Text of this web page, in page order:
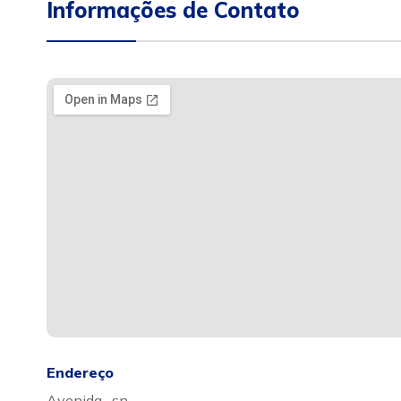
Informações de Contato
Endereço